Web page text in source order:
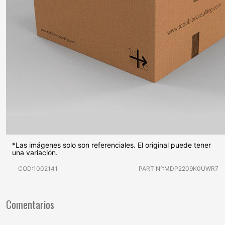
*Las imágenes solo son referenciales. El original puede tener
una variación.
COD:1002141 PART N°:MDP2209K0UWR7
Comentarios